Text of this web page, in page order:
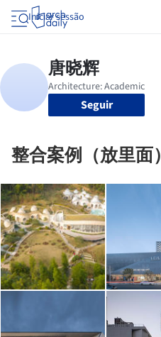
Iniciar sessão
Seguir
整合案例（放里面）